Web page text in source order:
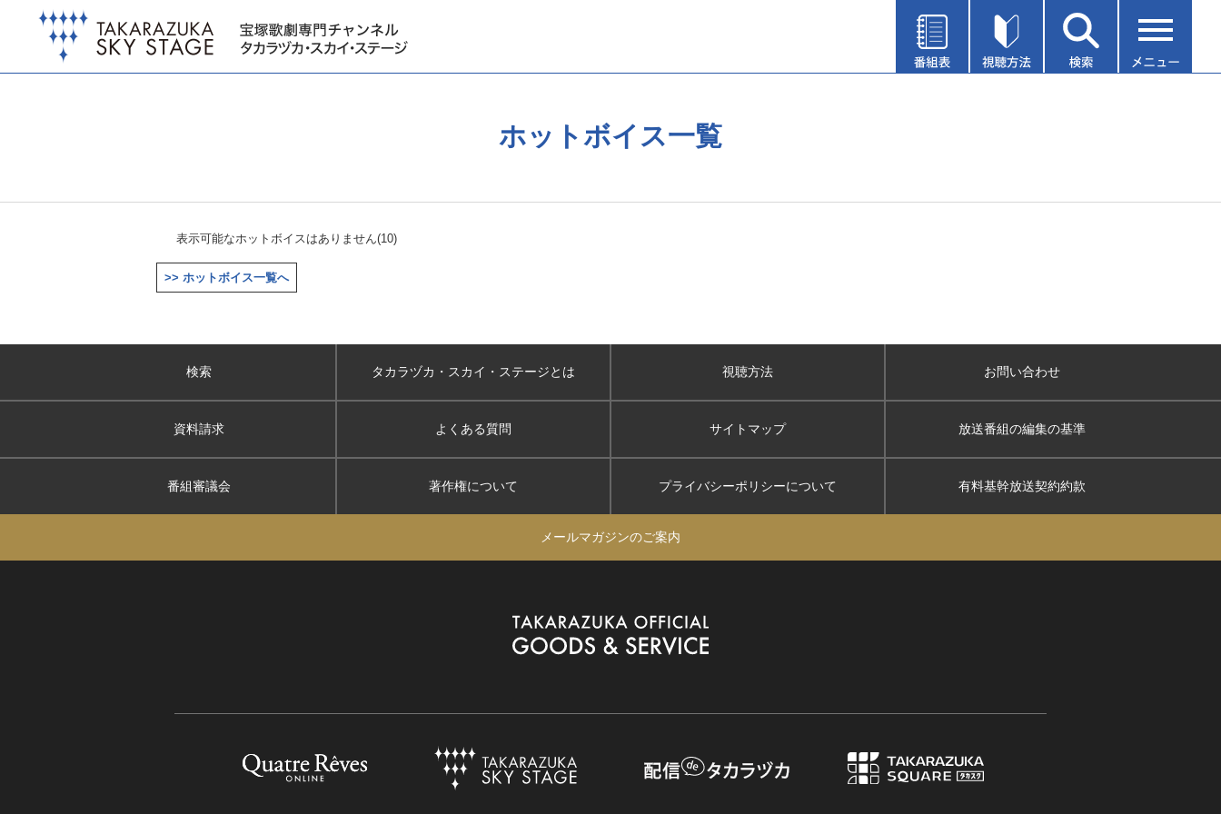
ホットボイス一覧
表示可能なホットボイスはありません(10)
>> ホットボイス一覧へ
検索 タカラヅカ・スカイ ・ステージとは 視聴方法 お問い合わせ
資料請求 よくある質問 サイトマップ 放送番組の編集の基準
番組審議会 著作権について プライバシーポリシーについて 有料基幹放送契約約款
メールマガジンのご案内